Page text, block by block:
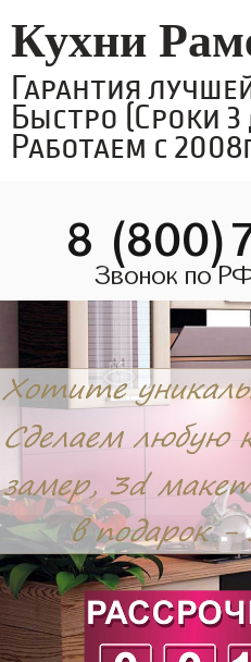
Кухни
Гарантия
Быстро (Сроки 3
Работаем с
8
Звонок по